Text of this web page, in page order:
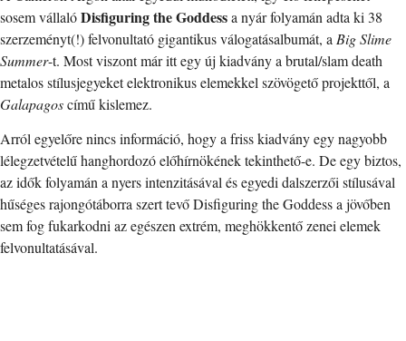
sosem vállalóDisfiguring the Goddessa nyár folyamán adta ki 38
szerzeményt(!) felvonultató gigantikus válogatásalbumát, a Big Slime
Summer-t. Most viszont már itt egy új kiadvány a brutal/slam death
metalos stílusjegyeket elektronikus elemekkel szövögető projekttől, a
Galapagoscímű kislemez.
Arról egyelőre nincs információ, hogy a friss kiadvány egy nagyobb
lélegzetvételű hanghordozó előhírnökének tekinthető-e. De egy biztos,
az idők folyamán a nyers intenzitásával és egyedi dalszerzői stílusával
hűséges rajongótáborra szert tevő Disfiguring the Goddess a jövőben
sem fog fukarkodni az egészen extrém, meghökkentő zenei elemek
felvonultatásával.